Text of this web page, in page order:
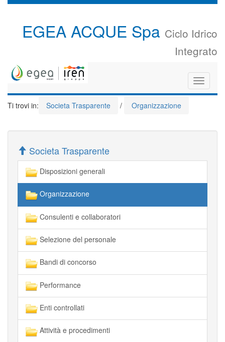
EGEA ACQUE Spa Ciclo Idrico
Integrato
Toggle
Ti trovi in:
Societa Trasparente / Organizzazione
Societa Trasparente
Disposizioni generali
Organizzazione
Consulenti e collaboratori
Selezione del personale
Bandi di concorso
Performance
Enti controllati
Attività e procedimenti